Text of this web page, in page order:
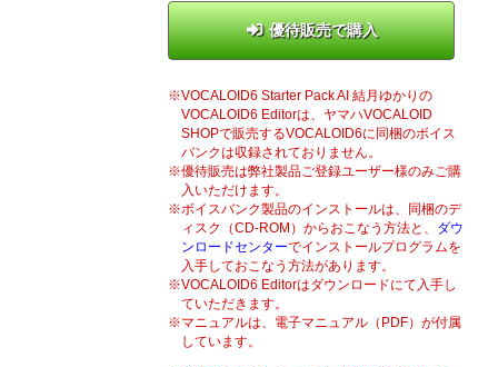
優待販売で購入
VOCALOID6 Starter Pack AI 結月ゆかりの
VOCALOID6 Editorは、ヤマハVOCALOID
SHOPで販売するVOCALOID6に同梱のボイス
バンクは収録されておりません。
優待販売は弊社製品ご登録ユーザー様のみご購
入いただけます。
ボイスバンク製品のインストールは、同梱のデ
ィスク（CD-ROM）からおこなう方法と、 ダウ
ンロードセンターでインストールプログラムを
入手しておこなう方法があります。
VOCALOID6 Editorはダウンロードにて入手し
ていただきます。
マニュアルは、電子マニュアル（PDF）が付属
しています。